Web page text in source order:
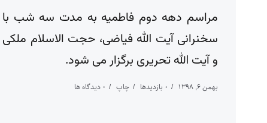
مراسم دهه دوم فاطمیه به مدت سه شب با
سخنرانی آیت الله فیاضی، حجت الاسلام ملکی
و آیت الله تحریری برگزار می شود.
بهمن ۶, ۱۳۹۸ ۰ بازدیدها چاپ ۰ دیدگاه ها